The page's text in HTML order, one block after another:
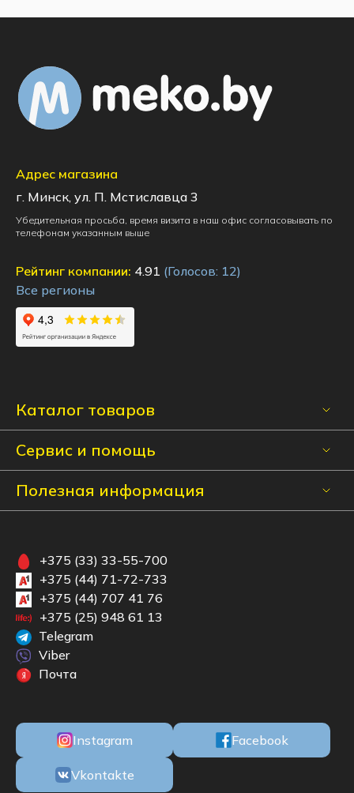
Каталог товаров
Сервис и помощь
Полезная информация
Адрес магазина
г. Минск, ул. П. Мстиславца 3
Убедительная просьба, время визита в наш офис согласовывать по
телефонам указанным выше
Рейтинг компании: 4.91 (Голосов: 12)
Все регионы
+375 (33) 33-55-700
+375 (44) 71-72-733
+375 (44) 707 41 76
+375 (25) 948 61 13
Telegram
Viber
Почта
Instagram Facebook
Vkontakte